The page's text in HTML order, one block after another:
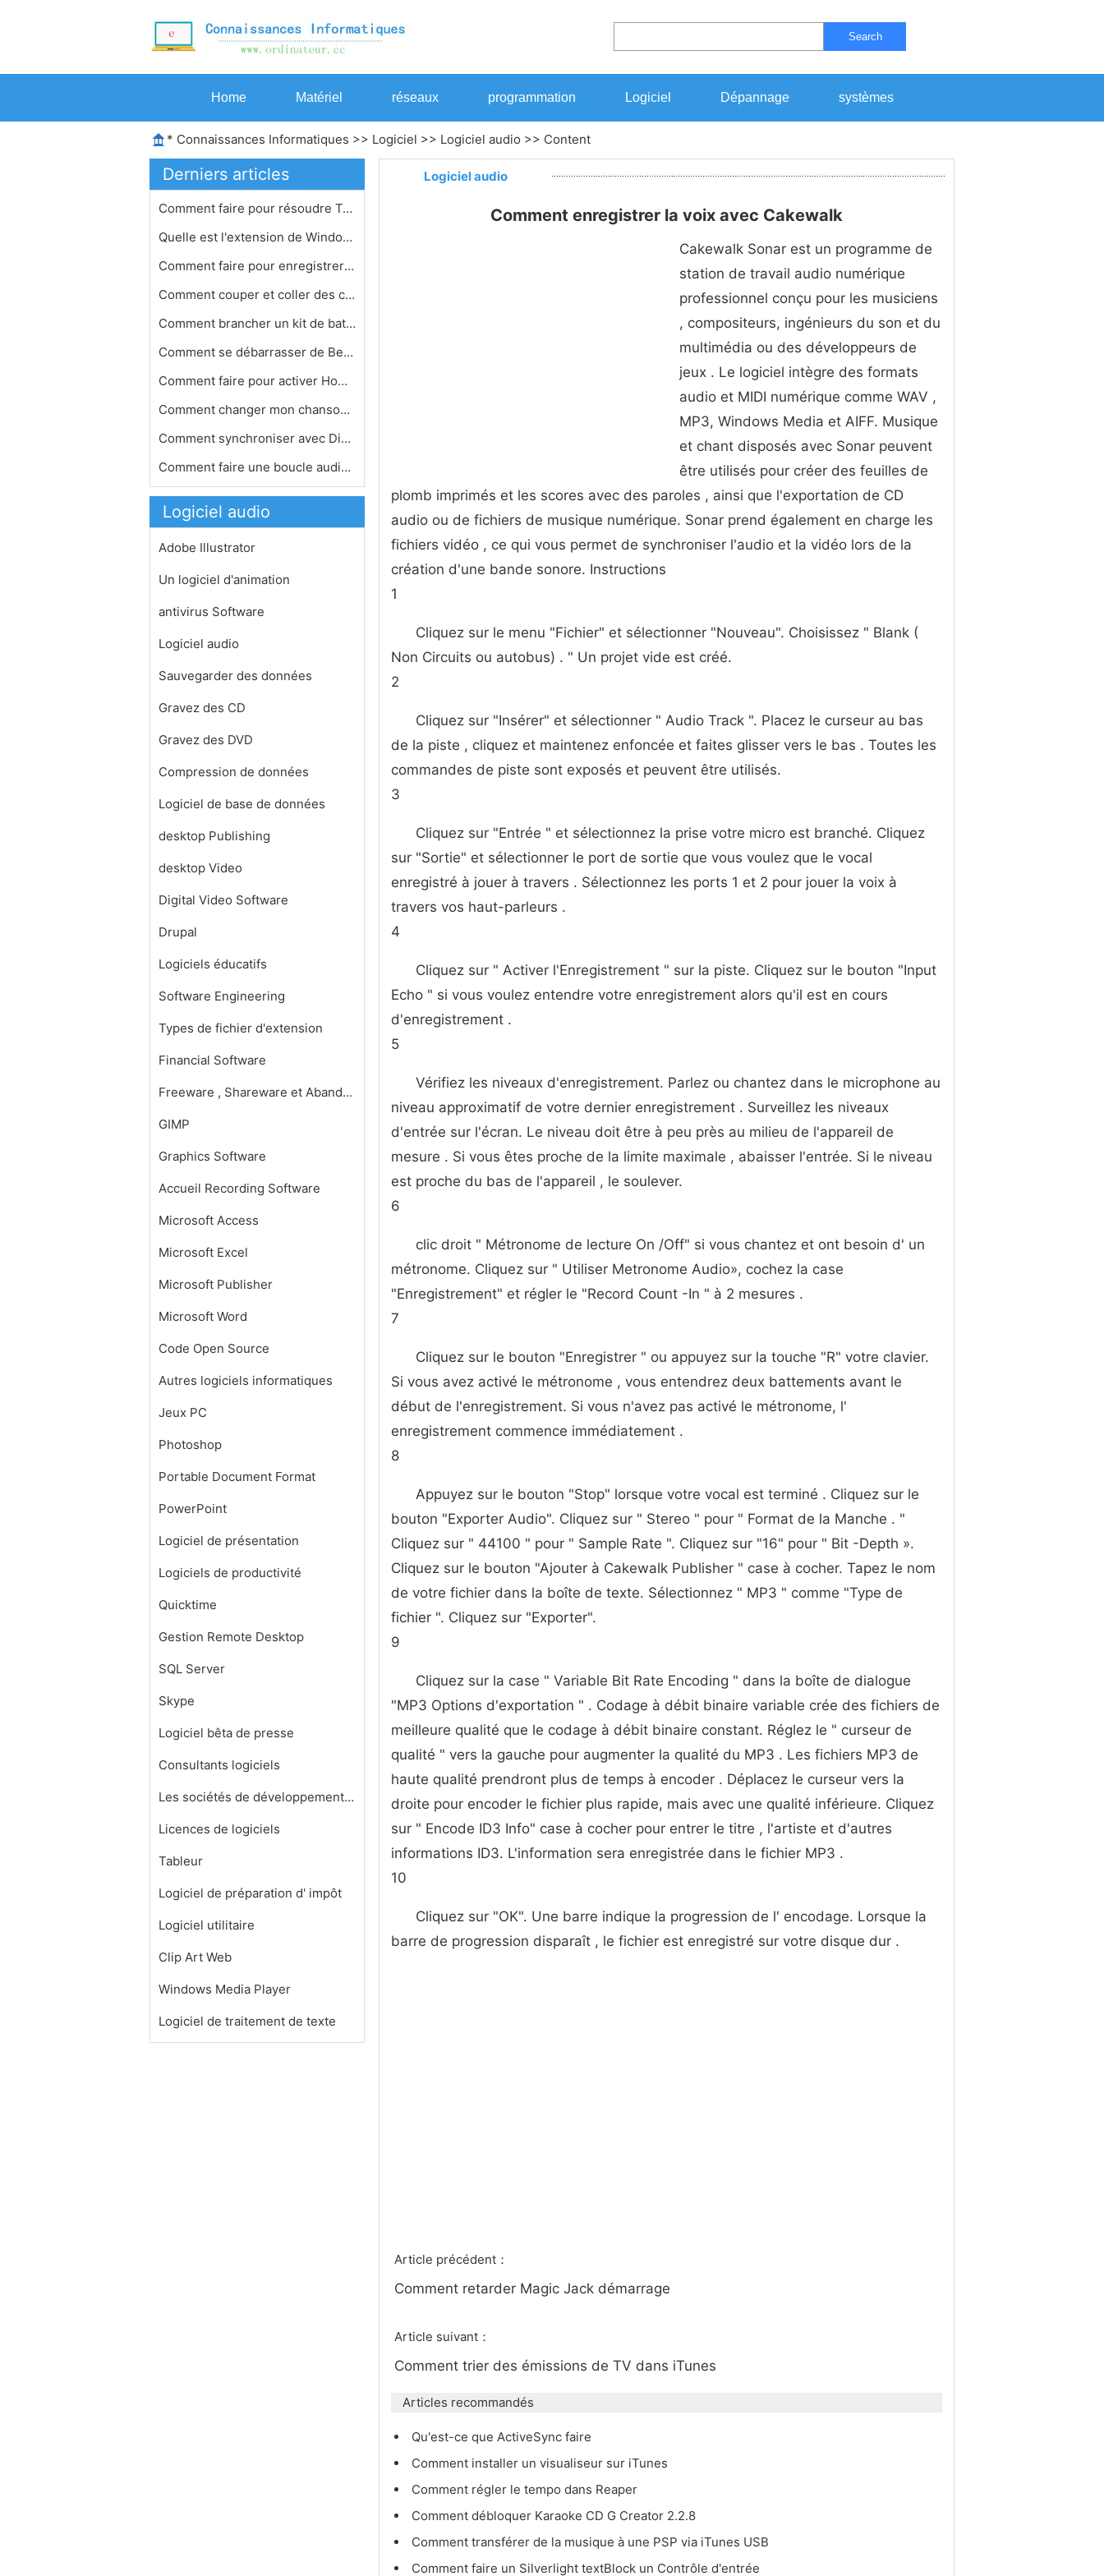
Search
Home Matériel réseaux programmation Logiciel Dépannage systèmes
* Connaissances Informatiques >> Logiciel >> Logiciel audio >> Content
Derniers articles
Comment faire pour résoudre Tunebit…
Quelle est l'extension de Windows Me…
Comment faire pour enregistrer de la…
Comment couper et coller des chanson…
Comment brancher un kit de batterie …
Comment se débarrasser de BearShare…
Comment faire pour activer Homeshari…
Comment changer mon chanson en MP3
Comment synchroniser avec Digital Pe…
Comment faire une boucle audio dans …
Logiciel audio
Adobe Illustrator
Un logiciel d'animation
antivirus Software
Logiciel audio
Sauvegarder des données
Gravez des CD
Gravez des DVD
Compression de données
Logiciel de base de données
desktop Publishing
desktop Video
Digital Video Software
Drupal
Logiciels éducatifs
Software Engineering
Types de fichier d'extension
Financial Software
Freeware , Shareware et Abandonware
GIMP
Graphics Software
Accueil Recording Software
Microsoft Access
Microsoft Excel
Microsoft Publisher
Microsoft Word
Code Open Source
Autres logiciels informatiques
Jeux PC
Photoshop
Portable Document Format
PowerPoint
Logiciel de présentation
Logiciels de productivité
Quicktime
Gestion Remote Desktop
SQL Server
Skype
Logiciel bêta de presse
Consultants logiciels
Les sociétés de développement de logiciels
Licences de logiciels
Tableur
Logiciel de préparation d' impôt
Logiciel utilitaire
Clip Art Web
Windows Media Player
Logiciel de traitement de texte
Logiciel audio
Comment enregistrer la voix avec Cakewalk
Cakewalk Sonar est un programme de
station de travail audio numérique
professionnel conçu pour les musiciens
, compositeurs, ingénieurs du son et du
multimédia ou des développeurs de
jeux . Le logiciel intègre des formats
audio et MIDI numérique comme WAV ,
MP3, Windows Media et AIFF. Musique
et chant disposés avec Sonar peuvent
être utilisés pour créer des feuilles de
plomb imprimés et les scores avec des paroles , ainsi que l'exportation de CD
audio ou de fichiers de musique numérique. Sonar prend également en charge les
fichiers vidéo , ce qui vous permet de synchroniser l'audio et la vidéo lors de la
création d'une bande sonore. Instructions
1
Cliquez sur le menu "Fichier" et sélectionner "Nouveau". Choisissez " Blank (
Non Circuits ou autobus) . " Un projet vide est créé.
2
Cliquez sur "Insérer" et sélectionner " Audio Track ". Placez le curseur au bas
de la piste , cliquez et maintenez enfoncée et faites glisser vers le bas . Toutes les
commandes de piste sont exposés et peuvent être utilisés.
3
Cliquez sur "Entrée " et sélectionnez la prise votre micro est branché. Cliquez
sur "Sortie" et sélectionner le port de sortie que vous voulez que le vocal
enregistré à jouer à travers . Sélectionnez les ports 1 et 2 pour jouer la voix à
travers vos haut-parleurs .
4
Cliquez sur " Activer l'Enregistrement " sur la piste. Cliquez sur le bouton "Input
Echo " si vous voulez entendre votre enregistrement alors qu'il est en cours
d'enregistrement .
5
Vérifiez les niveaux d'enregistrement. Parlez ou chantez dans le microphone au
niveau approximatif de votre dernier enregistrement . Surveillez les niveaux
d'entrée sur l'écran. Le niveau doit être à peu près au milieu de l'appareil de
mesure . Si vous êtes proche de la limite maximale , abaisser l'entrée. Si le niveau
est proche du bas de l'appareil , le soulever.
6
clic droit " Métronome de lecture On /Off" si vous chantez et ont besoin d' un
métronome. Cliquez sur " Utiliser Metronome Audio», cochez la case
"Enregistrement" et régler le "Record Count -In " à 2 mesures .
7
Cliquez sur le bouton "Enregistrer " ou appuyez sur la touche "R" votre clavier.
Si vous avez activé le métronome , vous entendrez deux battements avant le
début de l'enregistrement. Si vous n'avez pas activé le métronome, l'
enregistrement commence immédiatement .
8
Appuyez sur le bouton "Stop" lorsque votre vocal est terminé . Cliquez sur le
bouton "Exporter Audio". Cliquez sur " Stereo " pour " Format de la Manche . "
Cliquez sur " 44100 " pour " Sample Rate ". Cliquez sur "16" pour " Bit -Depth ».
Cliquez sur le bouton "Ajouter à Cakewalk Publisher " case à cocher. Tapez le nom
de votre fichier dans la boîte de texte. Sélectionnez " MP3 " comme "Type de
fichier ". Cliquez sur "Exporter".
9
Cliquez sur la case " Variable Bit Rate Encoding " dans la boîte de dialogue
"MP3 Options d'exportation " . Codage à débit binaire variable crée des fichiers de
meilleure qualité que le codage à débit binaire constant. Réglez le " curseur de
qualité " vers la gauche pour augmenter la qualité du MP3 . Les fichiers MP3 de
haute qualité prendront plus de temps à encoder . Déplacez le curseur vers la
droite pour encoder le fichier plus rapide, mais avec une qualité inférieure. Cliquez
sur " Encode ID3 Info" case à cocher pour entrer le titre , l'artiste et d'autres
informations ID3. L'information sera enregistrée dans le fichier MP3 .
10
Cliquez sur "OK". Une barre indique la progression de l' encodage. Lorsque la
barre de progression disparaît , le fichier est enregistré sur votre disque dur .
Article précédent：
Comment retarder Magic Jack démarrage
Article suivant：
Comment trier des émissions de TV dans iTunes
Articles recommandés
Qu'est-ce que ActiveSync faire
Comment installer un visualiseur sur iTunes
Comment régler le tempo dans Reaper
Comment débloquer Karaoke CD G Creator 2.2.8
Comment transférer de la musique à une PSP via iTunes USB
Comment faire un Silverlight textBlock un Contrôle d'entrée